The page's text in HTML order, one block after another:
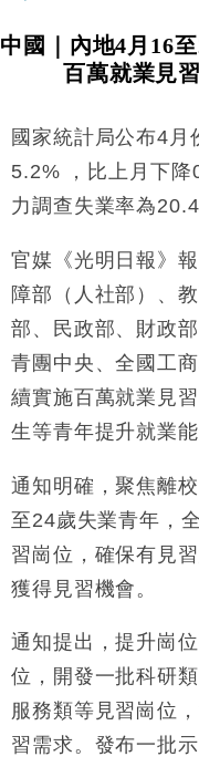
11:12
國際｜特朗普
張
司
18:31
財經｜華僑銀
財經｜滙豐上
損失近6900萬
16:05
財經｜日經失
15:47
財經｜恒隆10
粦接任
15:11
財經｜韓股反
13:44
財經｜內地7月
差達1125億美
12:44
財經｜日本春
日圓干預創新高
張
15:59
財經｜SA售股
司
中國｜內地4月16
百萬就業見
國家統計局公布4月
5.2% ，比上月下
力調查失業率為
官媒《光明日報》
障部（人社部）、
部、民政部、財政
青團中央、全國工
續實施百萬就業見
生等青年提升就業能
通知明確，聚焦離
至24歲失業青年，
習崗位，確保有見
獲得見習機會。
通知提出，提升崗
位，開發一批科研
服務類等見習崗位
習需求。發布一批